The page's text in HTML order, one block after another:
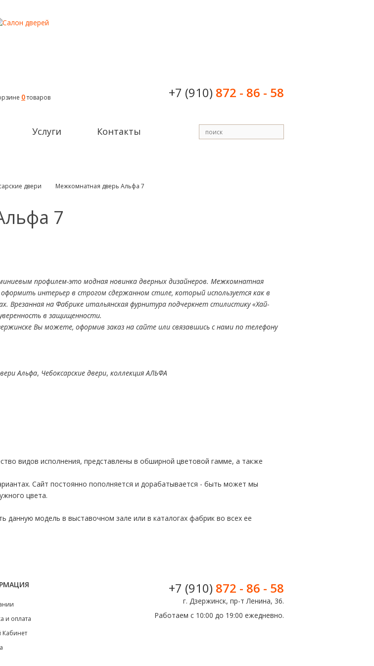
0товаров +7 (910) 872 - 86 - 58
Услуги Контакты
двери Межкомнатная дверь Альфа 7
7
профилем-это модная новинка дверных дизайнеров. Межкомнатная
интерьер в строгом сдержанном стиле, который используется как в
Врезанная на Фабрике итальянская фурнитура подчеркнет стилистику «Хай-
в защищенности.
Вы можете, оформив заказ на сайте или связавшись с нами по телефону
Альфа, Чебоксарские двери, коллекция АЛЬФА
видов исполнения, представлены в обширной цветовой гамме, а также
Сайт постоянно пополняется и дорабатывается - быть может мы
цвета.
модель в выставочном зале или в каталогах фабрик во всех ее
и оплата
+7 (910) 872 - 86 - 58
г. Дзержинск, пр-т Ленина, 36.
Работаем с 10:00 до 19:00 ежедневно.